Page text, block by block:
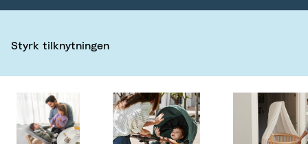
Styrk tilknytningen